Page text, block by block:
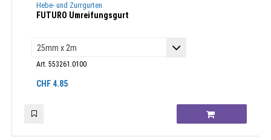
Hebe- und Zurrgurten
FUTURO Umreifungsgurt
Art. 553261.0100
CHF 4.85